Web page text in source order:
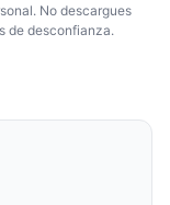
No descargues
de desconfianza.